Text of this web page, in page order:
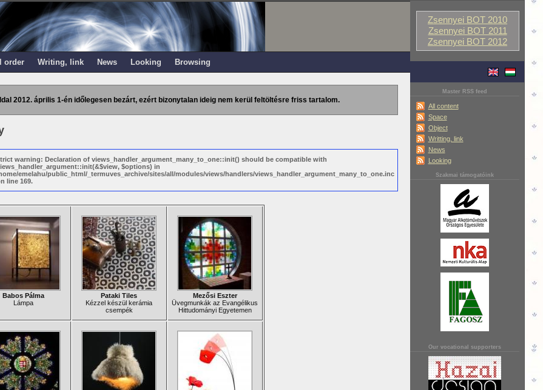
Zsennyei BOT 2010
Zsennyei BOT 2011
Zsennyei BOT 2012
Master RSS feed
All content
Space
Object
Writting, link
News
Looking
Szakmai támogatóink
Our vocational supporters
order Writing, link News Looking Browsing
2012. április 1-én időlegesen bezárt, ezért bizonytalan ideig nem kerül feltöltésre friss tartalom.
warning: Declaration of views_handler_argument_many_to_one::init() should be compatible with
$options) in
emelahu/public_html/_termuves_archive/sites/all/modules/views/handlers/views_handler_argument_many_to_one.inc
line 169.
Babos Pálma
Lámpa
Pataki Tiles
Kézzel készül kerámia
csempék
Mezősi Eszter
Üvegmunkák az Evangélikus
Hittudományi Egyetemen